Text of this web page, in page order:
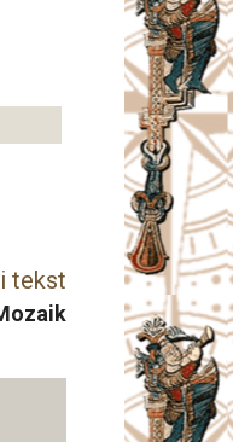
tekst